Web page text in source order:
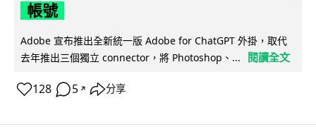
帳號
Adobe 宣布推出全新統一版 Adobe for ChatGPT 外掛，取代
去年推出三個獨立 connector，將 Photoshop、...
閱讀全文
128 5 ↗ 分享